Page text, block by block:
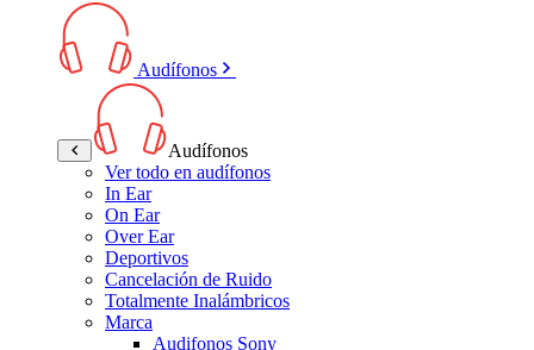
Audífonos
Audífonos
Ver todo en audífonos
In Ear
On Ear
Over Ear
Deportivos
Cancelación de Ruido
Totalmente Inalámbricos
Marca
Audifonos Sony